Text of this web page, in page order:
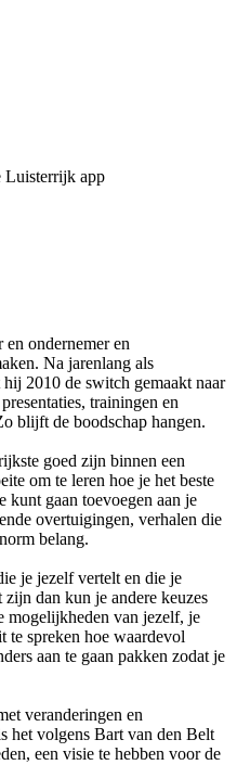
Luisterrijk app
ondernemer en
Na jarenlang als
2010 de switch gemaakt naar
trainingen en
blijft de boodschap hangen.
goed zijn binnen een
om te leren hoe je het beste
kunt gaan toevoegen aan je
overtuigingen, verhalen die
belang.
je jezelf vertelt en die je
dan kun je andere keuzes
mogelijkheden van jezelf, je
te spreken hoe waardevol
aan te gaan pakken zodat je
veranderingen en
het volgens Bart van den Belt
een visie te hebben voor de